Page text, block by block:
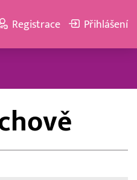
Registrace Přihlášení